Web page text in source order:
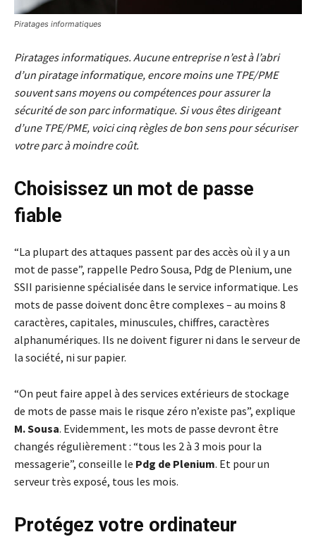
Piratages informatiques
Piratages informatiques. Aucune entreprise n’est à l’abri
d’un piratage informatique, encore moins une TPE/PME
souvent sans moyens ou compétences pour assurer la
sécurité de son parc informatique. Si vous êtes dirigeant
d’une TPE/PME, voici cinq règles de bon sens pour sécuriser
votre parc à moindre coût.
Choisissez un mot de passe
fiable
“La plupart des attaques passent par des accès où il y a un
mot de passe”, rappelle Pedro Sousa, Pdg de Plenium, une
SSII parisienne spécialisée dans le service informatique. Les
mots de passe doivent donc être complexes – au moins 8
caractères, capitales, minuscules, chiffres, caractères
alphanumériques. Ils ne doivent figurer ni dans le serveur de
la société, ni sur papier.
“On peut faire appel à des services extérieurs de stockage
de mots de passe mais le risque zéro n’existe pas”, explique
M. Sousa. Evidemment, les mots de passe devront être
changés régulièrement : “tous les 2 à 3 mois pour la
messagerie”, conseille le Pdg de Plenium. Et pour un
serveur très exposé, tous les mois.
Protégez votre ordinateur